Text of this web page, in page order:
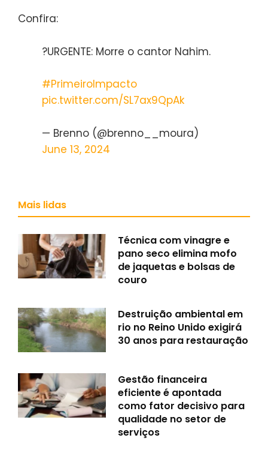
Confira:
?URGENTE: Morre o cantor Nahim.
#PrimeiroImpacto
pic.twitter.com/SL7ax9QpAk
— Brenno (@brenno__moura)
June 13, 2024
Mais lidas
Técnica com vinagre e
pano seco elimina mofo
de jaquetas e bolsas de
couro
Destruição ambiental em
rio no Reino Unido exigirá
30 anos para restauração
Gestão financeira
eficiente é apontada
como fator decisivo para
qualidade no setor de
serviços